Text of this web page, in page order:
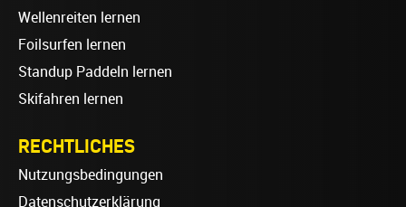
Wellenreiten lernen
Foilsurfen lernen
Standup Paddeln lernen
Skifahren lernen
RECHTLICHES
Nutzungsbedingungen
Datenschutzerklärung